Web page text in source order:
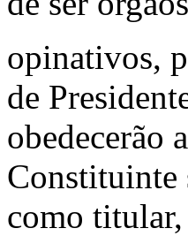
opinativos,
de
obedecerão
Consti­tuinte
como titular,